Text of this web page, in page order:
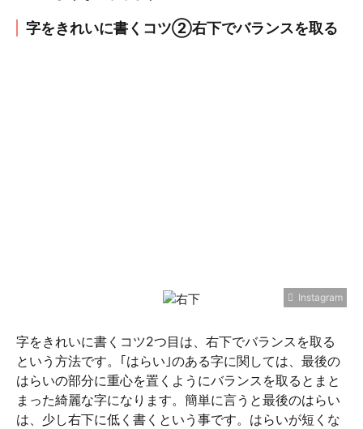
字をきれいに書くコツ②右下でバランスを取る
Instagram
字をきれいに書くコツ2つ目は、右下でバランスを取る
という方法です。｢はらい｣のある字に関しては、最後の
はらいの部分に重心を置くようにバランスを取るとまと
まった綺麗な字になります。簡単に言うと最後のはらい
は、少し右下に低く書くという事です。はらいが短くな